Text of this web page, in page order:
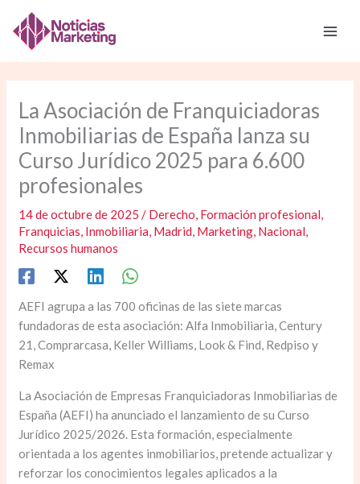
contenido
La Asociación de Franquiciadoras
Inmobiliarias de España lanza su
Curso Jurídico 2025 para 6.600
profesionales
14 de octubre de 2025/ Derecho, Formación profesional,
Franquicias, Inmobiliaria, Madrid, Marketing, Nacional,
Recursos humanos
AEFI agrupa a las 700 oficinas de las siete marcas
fundadoras de esta asociación: Alfa Inmobiliaria, Century
21, Comprarcasa, Keller Williams, Look & Find, Redpiso y
Remax
La Asociación de Empresas Franquiciadoras Inmobiliarias de
España (AEFI) ha anunciado el lanzamiento de su Curso
Jurídico 2025/2026. Esta formación, especialmente
orientada a los agentes inmobiliarios, pretende actualizar y
reforzar los conocimientos legales aplicados a la